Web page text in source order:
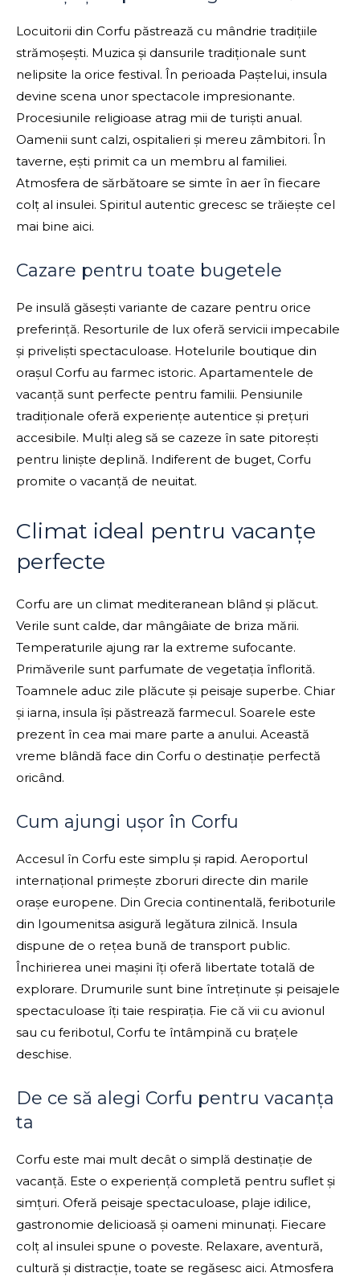
Locuitorii din Corfu păstrează cu mândrie tradițiile
strămoșești. Muzica și dansurile tradiționale sunt
nelipsite la orice festival. În perioada Paștelui, insula
devine scena unor spectacole impresionante.
Procesiunile religioase atrag mii de turiști anual.
Oamenii sunt calzi, ospitalieri și mereu zâmbitori. În
taverne, ești primit ca un membru al familiei.
Atmosfera de sărbătoare se simte în aer în fiecare
colț al insulei. Spiritul autentic grecesc se trăiește cel
mai bine aici.
Cazare pentru toate bugetele
Pe insulă găsești variante de cazare pentru orice
preferință. Resorturile de lux oferă servicii impecabile
și priveliști spectaculoase. Hotelurile boutique din
orașul Corfu au farmec istoric. Apartamentele de
vacanță sunt perfecte pentru familii. Pensiunile
tradiționale oferă experiențe autentice și prețuri
accesibile. Mulți aleg să se cazeze în sate pitorești
pentru liniște deplină. Indiferent de buget, Corfu
promite o vacanță de neuitat.
Climat ideal pentru vacanțe
perfecte
Corfu are un climat mediteranean blând și plăcut.
Verile sunt calde, dar mângâiate de briza mării.
Temperaturile ajung rar la extreme sufocante.
Primăverile sunt parfumate de vegetația înflorită.
Toamnele aduc zile plăcute și peisaje superbe. Chiar
și iarna, insula își păstrează farmecul. Soarele este
prezent în cea mai mare parte a anului. Această
vreme blândă face din Corfu o destinație perfectă
oricând.
Cum ajungi ușor în Corfu
Accesul în Corfu este simplu și rapid. Aeroportul
internațional primește zboruri directe din marile
orașe europene. Din Grecia continentală, feriboturile
din Igoumenitsa asigură legătura zilnică. Insula
dispune de o rețea bună de transport public.
Închirierea unei mașini îți oferă libertate totală de
explorare. Drumurile sunt bine întreținute și peisajele
spectaculoase îți taie respirația. Fie că vii cu avionul
sau cu feribotul, Corfu te întâmpină cu brațele
deschise.
De ce să alegi Corfu pentru vacanța
ta
Corfu este mai mult decât o simplă destinație de
vacanță. Este o experiență completă pentru suflet și
simțuri. Oferă peisaje spectaculoase, plaje idilice,
gastronomie delicioasă și oameni minunați. Fiecare
colț al insulei spune o poveste. Relaxare, aventură,
cultură și distracție, toate se regăsesc aici. Atmosfera